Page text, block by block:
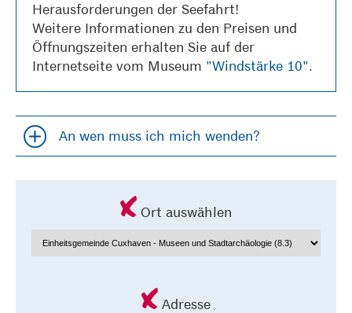
Herausforderungen der Seefahrt!
Weitere Informationen zu den Preisen und
Öffnungszeiten erhalten Sie auf der
Internetseite vom Museum "Windstärke 10".
Accordion öfffnen und schließen
An wen muss ich mich wenden?
Ort auswählen
Adresse